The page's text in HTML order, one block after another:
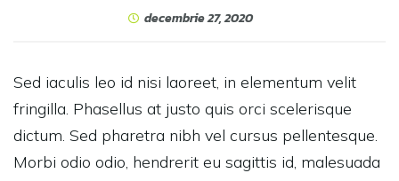
decembrie 27, 2020
Sed iaculis leo id nisi laoreet, in elementum velit
fringilla. Phasellus at justo quis orci scelerisque
dictum. Sed pharetra nibh vel cursus pellentesque.
Morbi odio odio, hendrerit eu sagittis id, malesuada